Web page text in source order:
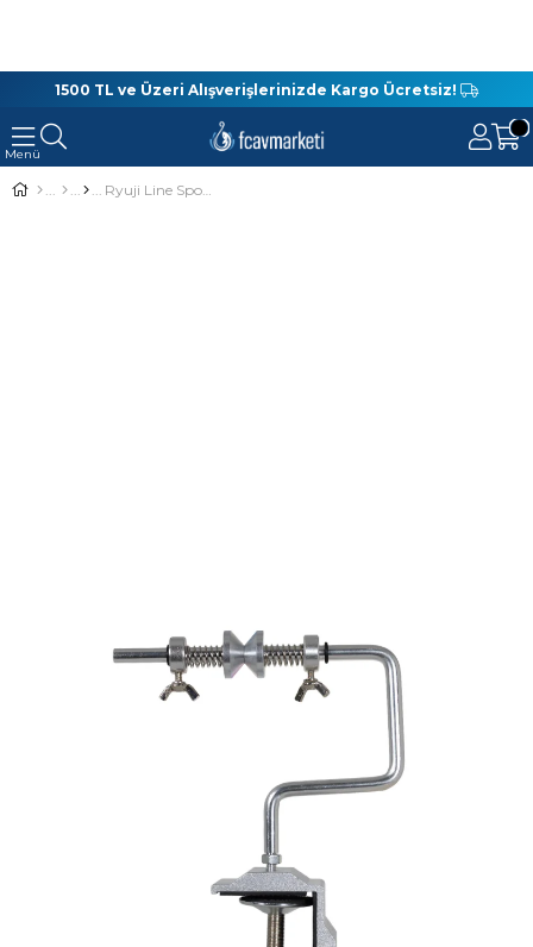
1500 TL ve Üzeri Alışverişlerinizde Kargo Ücretsiz!
Ryuji Line Spooler İp ve Misina Sarma Aparatı